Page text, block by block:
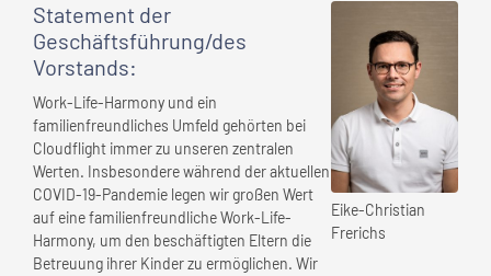
Statement der
Geschäftsführung/des
Vorstands:
Work-Life-Harmony und ein
familienfreundliches Umfeld gehörten bei
Cloudflight immer zu unseren zentralen
Werten. Insbesondere während der aktuellen
COVID-19-Pandemie legen wir großen Wert
auf eine familienfreundliche Work-Life-
Harmony, um den beschäftigten Eltern die
Betreuung ihrer Kinder zu ermöglichen. Wir
Eike-Christian
Frerichs